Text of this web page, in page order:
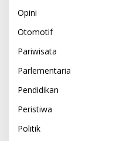
Opini
Otomotif
Pariwisata
Parlementaria
Pendidikan
Peristiwa
Politik